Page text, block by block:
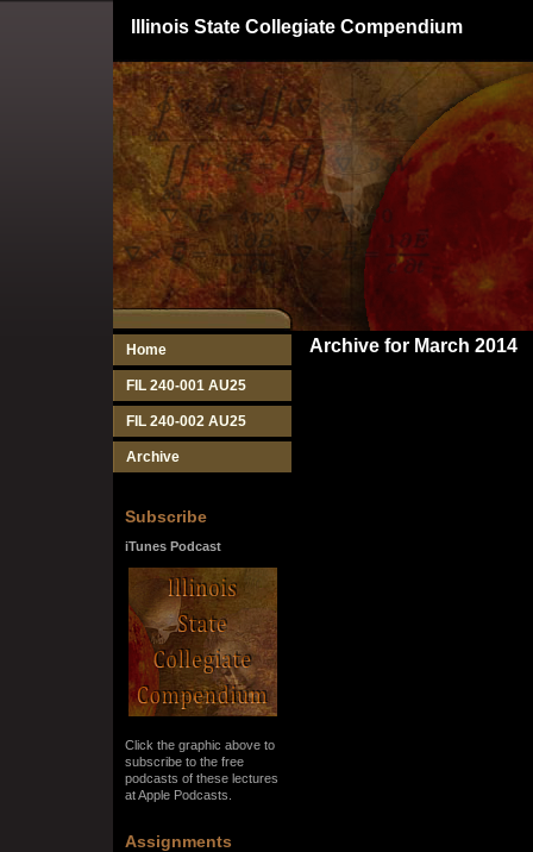
Illinois State Collegiate Compendium
Home
FIL 240-001 AU25
FIL 240-002 AU25
Archive
Subscribe
iTunes Podcast
Click the graphic above to
subscribe to the free
podcasts of these lectures
at Apple Podcasts.
Assignments
Archive for March 2014